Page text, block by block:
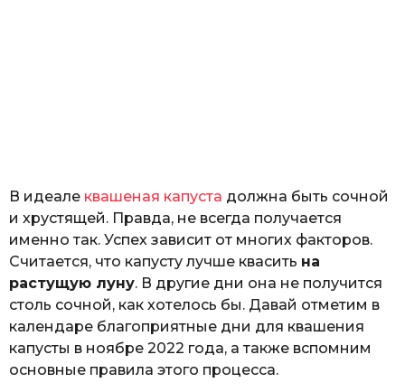
р
к
л
ю
к
В идеале квашеная капуста должна быть сочной
и хрустящей. Правда, не всегда получается
именно так. Успех зависит от многих факторов.
Считается, что капусту лучше квасить на
растущую луну. В другие дни она не получится
столь сочной, как хотелось бы. Давай отметим в
календаре благоприятные дни для квашения
капусты в ноябре 2022 года, а также вспомним
основные правила этого процесса.